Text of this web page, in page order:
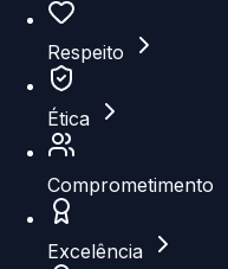
Respeito
Ética
Comprometimento
Excelência